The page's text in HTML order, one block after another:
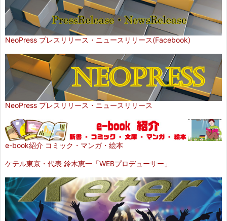
NeoPress プレスリリース・ニュースリリース(Facebook)
NeoPress プレスリリース・ニュースリリース
e-book紹介 コミック・マンガ・絵本
ケテル東京・代表 鈴木恵一「WEBプロデューサー」